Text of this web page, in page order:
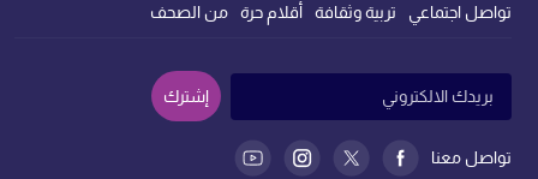
تواصل اجتماعي
تربية وثقافة أقلام حرة من الصحف
تواصل معنا
إشترك